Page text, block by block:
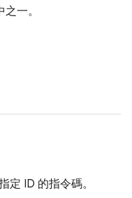
之一。
定 ID 的指令碼。